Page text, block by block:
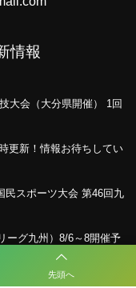
先頭へ
情報
大会（大分県開催） 1回
更新！情報お待ちしてい
民スポーツ大会 第46回九
ーグ九州）8/6～8開催予
要掲載！9月～11月開